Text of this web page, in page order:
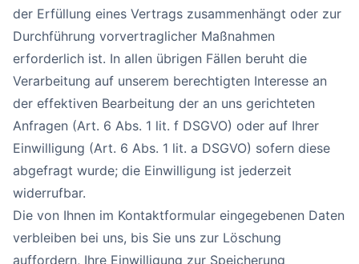
der Erfüllung eines Vertrags zusammenhängt oder zur
Durchführung vorvertraglicher Maßnahmen
erforderlich ist. In allen übrigen Fällen beruht die
Verarbeitung auf unserem berechtigten Interesse an
der effektiven Bearbeitung der an uns gerichteten
Anfragen (Art. 6 Abs. 1 lit. f DSGVO) oder auf Ihrer
Einwilligung (Art. 6 Abs. 1 lit. a DSGVO) sofern diese
abgefragt wurde; die Einwilligung ist jederzeit
widerrufbar.
Die von Ihnen im Kontaktformular eingegebenen Daten
verbleiben bei uns, bis Sie uns zur Löschung
auffordern, Ihre Einwilligung zur Speicherung